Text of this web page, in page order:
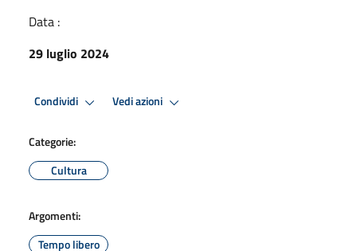
Data :
29 luglio 2024
Condividi Vedi azioni
Categorie:
Cultura
Argomenti:
Tempo libero